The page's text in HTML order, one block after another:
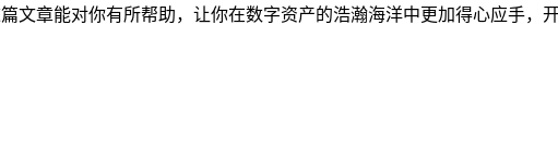
文章能对你有所帮助，让你在数字资产的浩瀚海洋中更加得心应手，